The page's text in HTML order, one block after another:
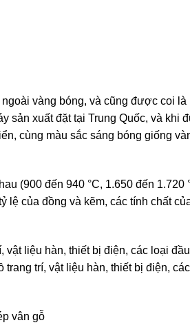
vàng bóng, và cũng được coi
xuất đặt tại Trung Quốc, và khi
cùng màu sắc sáng bóng giống
(900 đến 940 °C, 1.650 đến 1.720
của đồng và kẽm, các tính chất
liệu hàn, thiết bị điện, các loại
trí, vật liệu hàn, thiết bị điện,